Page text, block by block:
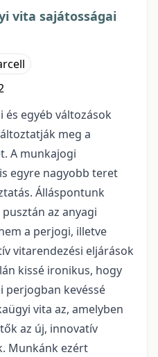
vita sajátosságai
és egyéb változások
meg a
A munkajogi
egyre nagyobb teret
Álláspontunk
az anyagi
a perjogi, illetve
vitarendezési eljárások
kissé ironikus, hogy
perjogban kevéssé
vita az, amelyben
az új, innovatív
Munkánk ezért